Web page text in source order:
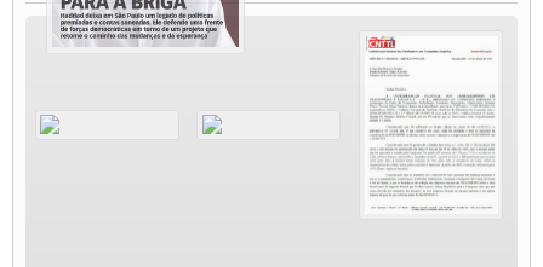
MODAL-LIVE#11 POLÍTICAS PÚBLICAS DE TRANSPORTE
JUVENTUDE DO TRANSPORTE: POR QUE DEVEMOS NOS ORGANIZAR?
Fabio Primo testa positivo para Coronavírus, mas está bem de saúde
Modal-Live#9 Quais são os direitos dos trabalhador@s que contraem a Covid-19 na
Participe da Campanha Fora Bolsonaro
CNTTL e FECOOTAC apoiam Campanha de testes de COVID-19 para
MODAL-LIVE#8 - Lideranças sindicais da CNTTL, CGTB e dos caminhoneiros